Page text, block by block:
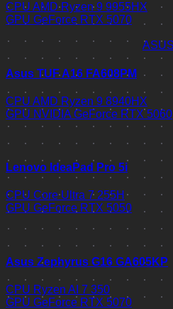
CPU AMD Ryzen 9 9955HX
GPU GeForce RTX 5070
Asus TUF A16 FA608PM
CPU AMD Ryzen 9 8940HX
GPU NVIDIA GeForce RTX 5060
Lenovo IdeaPad Pro 5i
CPU Core Ultra 7 255H
GPU GeForce RTX 5050
Asus Zephyrus G16 GA605KP
CPU Ryzen AI 7 350
GPU GeForce RTX 5070